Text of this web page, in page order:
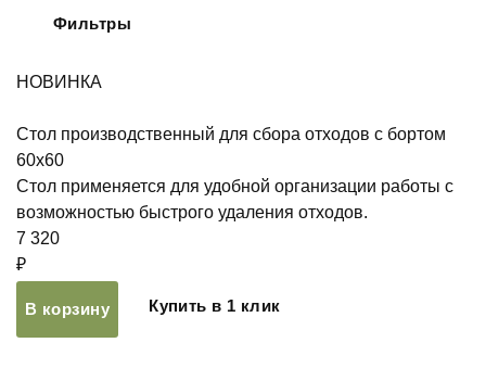
Фильтры
НОВИНКА
Стол производственный для сбора отходов с бортом
60х60
Стол применяется для удобной организации работы с
возможностью быстрого удаления отходов.
7 320
₽
В корзину Купить в 1 клик